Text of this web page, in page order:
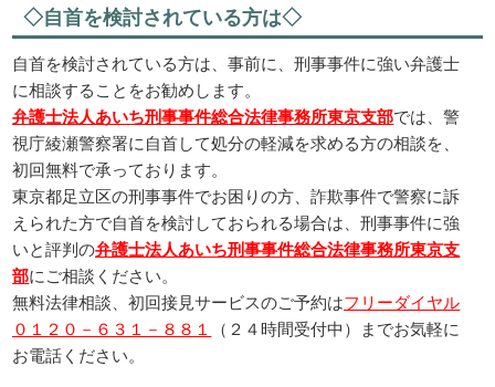
◇自首を検討されている方は◇
自首を検討されている方は、事前に、刑事事件に強い弁護士
に相談することをお勧めします。
弁護士法人あいち刑事事件総合法律事務所東京支部では、警
視庁綾瀬警察署に自首して処分の軽減を求める方の相談を、
初回無料で承っております。
東京都足立区の刑事事件でお困りの方、詐欺事件で警察に訴
えられた方で自首を検討しておられる場合は、刑事事件に強
いと評判の弁護士法人あいち刑事事件総合法律事務所東京支
部にご相談ください。
無料法律相談、初回接見サービスのご予約はフリーダイヤル
０１２０－６３１－８８１
（２４時間受付中）までお気軽に
お電話ください。